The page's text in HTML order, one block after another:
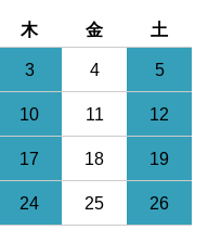
木 金 土
3 4 5
10 11 12
17 18 19
24 25 26